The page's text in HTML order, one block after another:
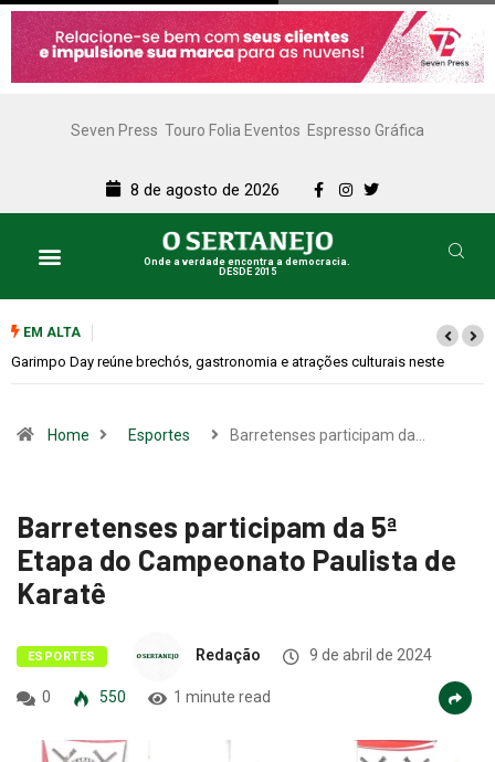
Seven Press Touro Folia Eventos Espresso Gráfica
8 de agosto de 2026
Onde a verdade encontra a democracia.
DESDE 2015
EM ALTA
neste Bugonia transforma paranoia e conspiração em um suspense
Home Esportes Barretenses participam da…
Barretenses participam da 5ª
Etapa do Campeonato Paulista de
Karatê
ESPORTES Redação 9 de abril de 2024
0 550 1 minute read